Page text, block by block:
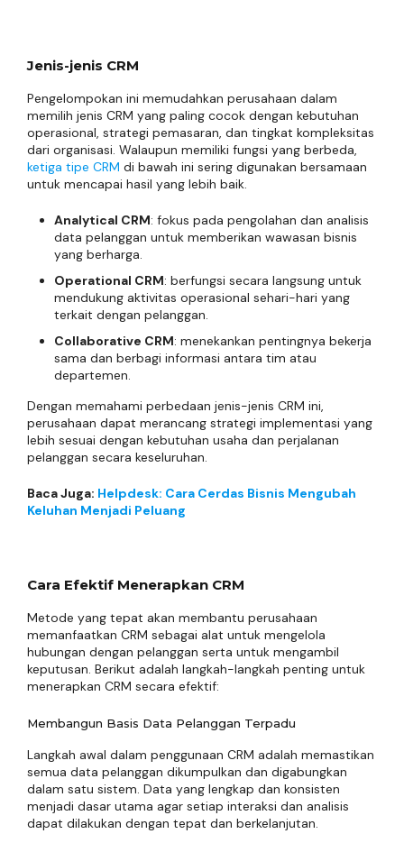
Jenis-jenis CRM
Pengelompokan ini memudahkan perusahaan dalam
memilih jenis CRM yang paling cocok dengan kebutuhan
operasional, strategi pemasaran, dan tingkat kompleksitas
dari organisasi. Walaupun memiliki fungsi yang berbeda,
ketiga tipe CRM di bawah ini sering digunakan bersamaan
untuk mencapai hasil yang lebih baik.
Analytical CRM: fokus pada pengolahan dan analisis
data pelanggan untuk memberikan wawasan bisnis
yang berharga.
Operational CRM: berfungsi secara langsung untuk
mendukung aktivitas operasional sehari-hari yang
terkait dengan pelanggan.
Collaborative CRM: menekankan pentingnya bekerja
sama dan berbagi informasi antara tim atau
departemen.
Dengan memahami perbedaan jenis-jenis CRM ini,
perusahaan dapat merancang strategi implementasi yang
lebih sesuai dengan kebutuhan usaha dan perjalanan
pelanggan secara keseluruhan.
Baca Juga: Helpdesk: Cara Cerdas Bisnis Mengubah
Keluhan Menjadi Peluang
Cara Efektif Menerapkan CRM
Metode yang tepat akan membantu perusahaan
memanfaatkan CRM sebagai alat untuk mengelola
hubungan dengan pelanggan serta untuk mengambil
keputusan. Berikut adalah langkah-langkah penting untuk
menerapkan CRM secara efektif:
Membangun Basis Data Pelanggan Terpadu
Langkah awal dalam penggunaan CRM adalah memastikan
semua data pelanggan dikumpulkan dan digabungkan
dalam satu sistem. Data yang lengkap dan konsisten
menjadi dasar utama agar setiap interaksi dan analisis
dapat dilakukan dengan tepat dan berkelanjutan.